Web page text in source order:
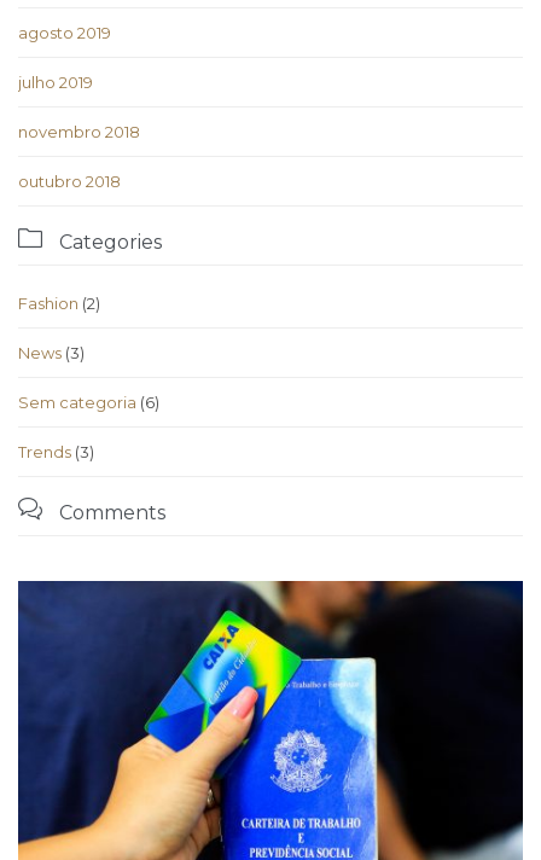
agosto 2019
julho 2019
novembro 2018
outubro 2018
 Categories
Fashion (2)
News (3)
Sem categoria (6)
Trends (3)
 Comments